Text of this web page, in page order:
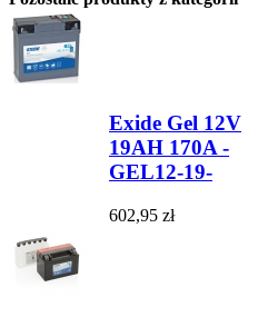
Exide Gel 12V
19AH 170A -
GEL12-19-
602,95 zł